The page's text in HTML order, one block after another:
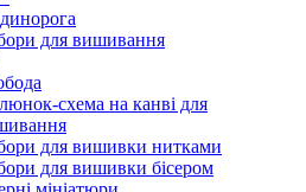
для вишивання
схема на канві для
для вишивки нитками
для вишивки бісером